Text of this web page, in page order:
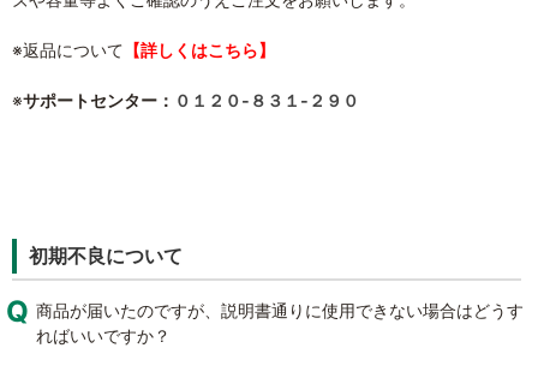
※返品について 【詳しくはこちら】
※サポートセンター： ０１２０‐８３１‐２９０
初期不良について
商品が届いたのですが、説明書通りに使用できない場合はどうす
ればいいですか？